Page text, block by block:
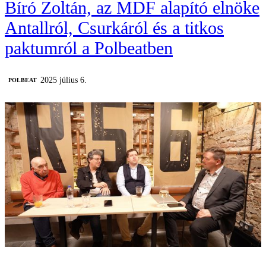
Bíró Zoltán, az MDF alapító elnöke
Antallról, Csurkáról és a titkos
paktumról a Polbeatben
‎POLBEAT 2025 július 6.